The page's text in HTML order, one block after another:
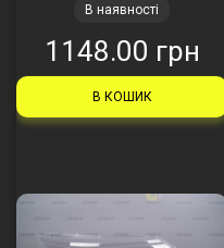
В наявності
1148.00 грн
В КОШИК